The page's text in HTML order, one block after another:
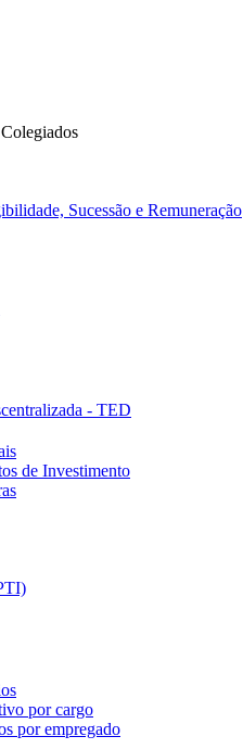
Sucessão e Remuneração
- TED
de Investimento
por cargo
por empregado